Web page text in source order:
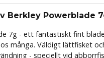
Berkley Powerblade
7g - ett fantastiskt fint
många. Väldigt lättfisket
- speciellt vid